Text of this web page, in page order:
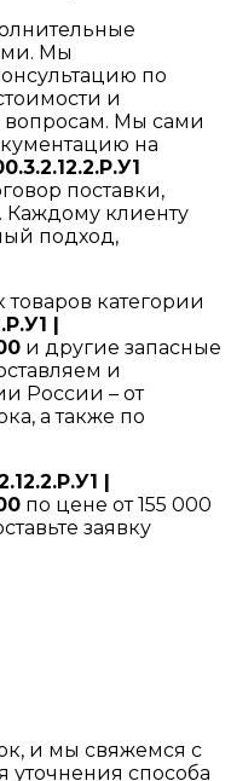
Мы
по
и
Мы сами
на
поставки,
Каждому клиенту
подход,
категории
|
и другие запасные
и
России – от
а также по
|
по цене от 155 000
заявку
и мы свяжемся с
способа